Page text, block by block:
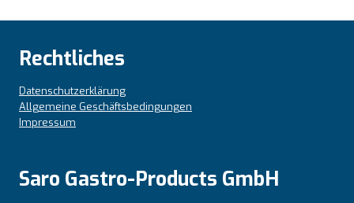
Rechtliches
Datenschutzerklärung
Allgemeine Geschäftsbedingungen
Impressum
Saro Gastro-Products GmbH